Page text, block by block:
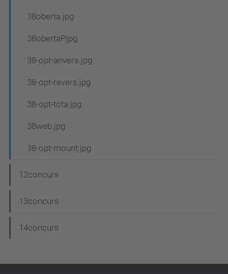
38oberta.jpg
38obertaP.jpg
38-opt-anvers.jpg
38-opt-revers.jpg
38-opt-tota.jpg
38web.jpg
38-opt-mount.jpg
12concurs
13concurs
14concurs